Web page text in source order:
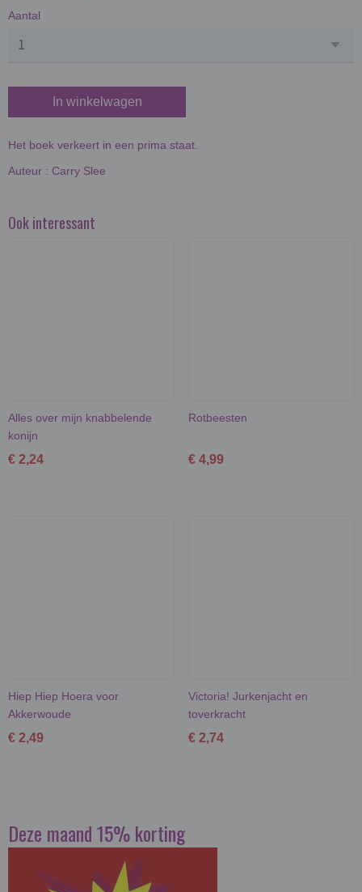
Aantal
In winkelwagen
Het boek verkeert in een prima staat.
Auteur : Carry Slee
Ook interessant
Alles over mijn knabbelende
konijn
€ 2,24
Rotbeesten
€ 4,99
Hiep Hiep Hoera voor
Akkerwoude
€ 2,49
Victoria! Jurkenjacht en
toverkracht
€ 2,74
Deze maand 15% korting